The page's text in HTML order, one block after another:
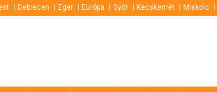
Debrecen Eger Európa Győr Kecskemét Miskolc